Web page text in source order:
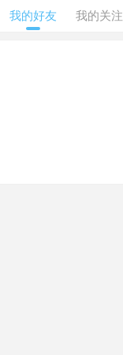
我的好友 我的关注